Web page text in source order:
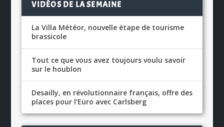
VIDÉOS DE LA SEMAINE
La Villa Météor, nouvelle étape de tourisme
brassicole
Tout ce que vous avez toujours voulu savoir
sur le houblon
Desailly, en révolutionnaire français, offre des
places pour l’Euro avec Carlsberg